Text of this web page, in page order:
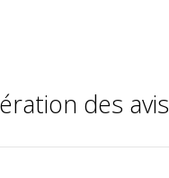
des avis